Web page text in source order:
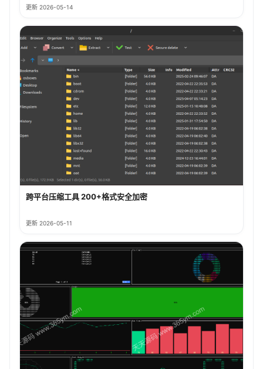
更新 2026-05-14
跨平台压缩工具 200+格式安全加密
更新 2026-05-11